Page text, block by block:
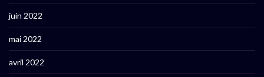
juin 2022
mai 2022
avril 2022